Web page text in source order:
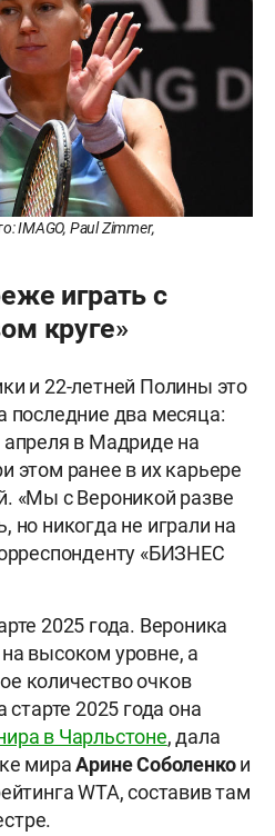
IMAGO, Paul Zimmer,
играть с
круге»
и 22-летней Полины это
последние два месяца:
апреля в Мадриде на
этом ранее в их карьере
«Мы с Вероникой разве
но никогда не играли на
«БИЗНЕС
2025 года. Вероника
высоком уровне, а
количество очков
2025 года она
в Чарльстоне, дала
мираАрине Соболенкои
WTA, составив там